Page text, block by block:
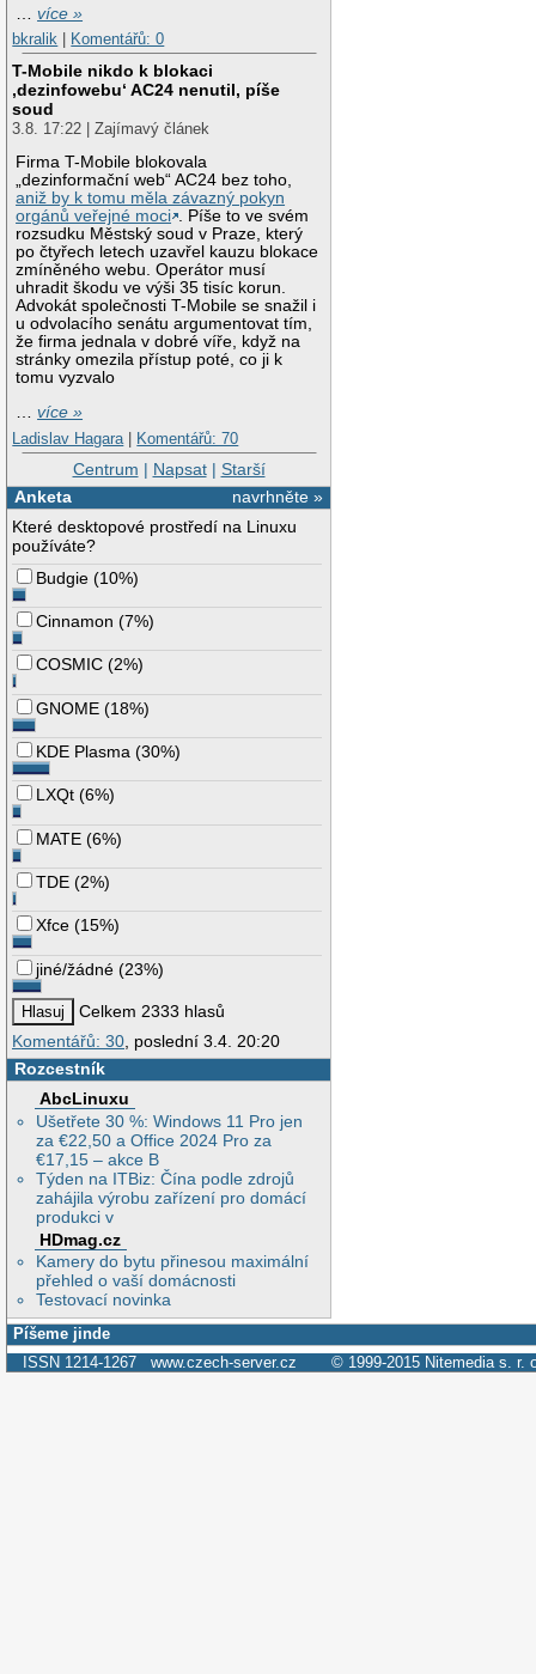
…více »
bkralik
Komentářů: 0
T-Mobile nikdo k blokaci
‚dezinfowebu‘ AC24 nenutil, píše
soud
3.8. 17:22 | Zajímavý článek
Firma T-Mobile blokovala
„dezinformační web“ AC24 bez toho,
aniž by k tomu měla závazný pokyn
orgánů veřejné moci . Píše to ve svém
rozsudku Městský soud v Praze, který
po čtyřech letech uzavřel kauzu blokace
zmíněného webu. Operátor musí
uhradit škodu ve výši 35 tisíc korun.
Advokát společnosti T-Mobile se snažil i
u odvolacího senátu argumentovat tím,
že firma jednala v dobré víře, když na
stránky omezila přístup poté, co ji k
tomu vyzvalo
…více »
Ladislav Hagara | Komentářů: 70
Centrum | Napsat| Starší
navrhněte »
Anketa
Které desktopové prostředí na Linuxu
používáte?
Budgie (10%)
Cinnamon (7%)
COSMIC (2%)
GNOME (18%)
KDE Plasma (30%)
LXQt (6%)
MATE (6%)
TDE (2%)
Xfce (15%)
jiné/žádné (23%)
Celkem 2333 hlasů
Komentářů: 30, poslední 3.4. 20:20
Rozcestník
AbcLinuxu
Ušetřete 30 %: Windows 11 Pro jen
za €22,50 a Office 2024 Pro za
€17,15 – akce B
Týden na ITBiz: Čína podle zdrojů
zahájila výrobu zařízení pro domácí
produkci v
HDmag.cz
Kamery do bytu přinesou maximální
přehled o vaší domácnosti
Testovací novinka
Píšeme jinde
ISSN 1214-1267 www.czech-server.cz © 1999-2015 Nitemedia s. r.